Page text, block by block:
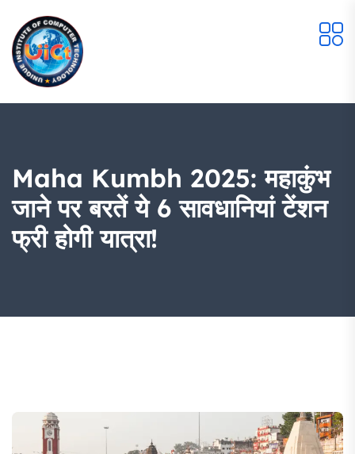
Maha Kumbh 2025: महाकुंभ
जाने पर बरतें ये 6 सावधानियां टेंशन
फ्री होगी यात्रा!